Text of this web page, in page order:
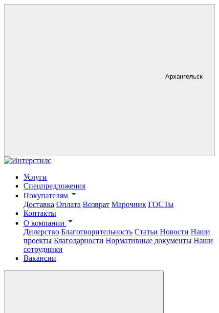
Архангельск
Услуги
Спецпредложения
Покупателям
Доставка Оплата Возврат Марочник ГОСТы
Контакты
О компании
Дилерство Благотворительность Статьи Новости Наши
проекты Благодарности Нормативные документы Наши
сотрудники
Вакансии